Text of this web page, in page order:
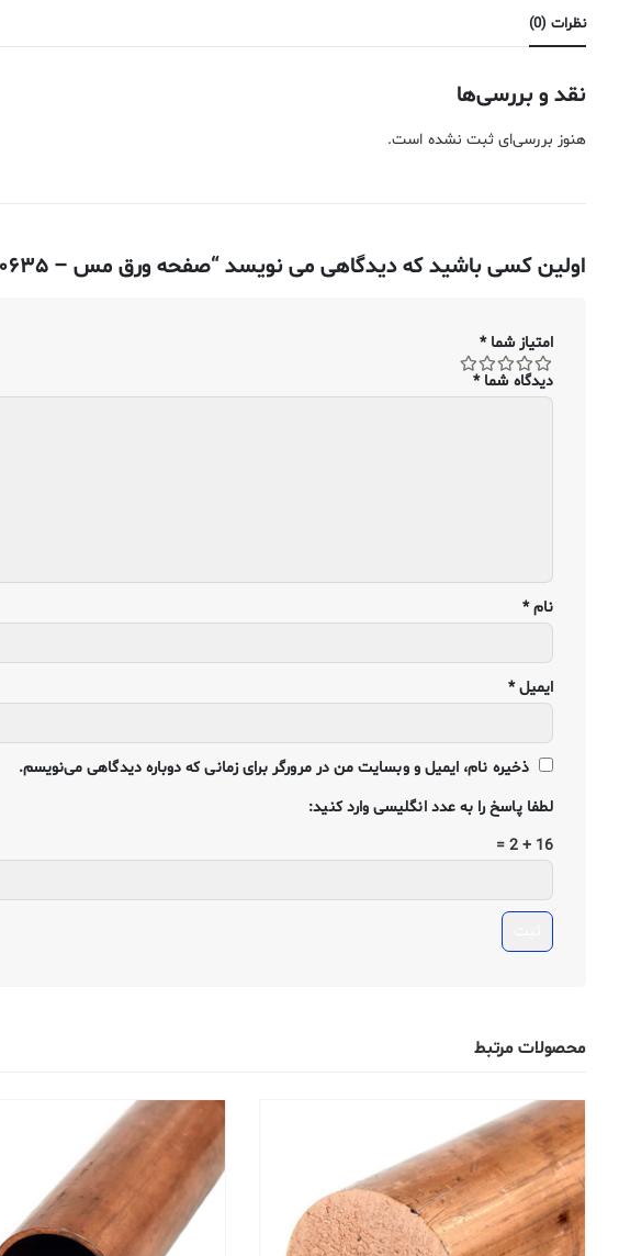
نظرات (0)
نقد و بررسی‌ها
هنوز بررسی‌ای ثبت نشده است.
اولین کسی باشید که دیدگاهی می نویسد “صفحه ورق مس – ۰٫۰۶۳۵ سانتی متر – ۱۱۰-H02”
امتیاز شما*
دیدگاه شما*
نام*
ایمیل*
ذخیره نام، ایمیل و وبسایت من در مرورگر برای زمانی که دوباره دیدگاهی می‌نویسم.
لطفا پاسخ را به عدد انگلیسی وارد کنید:
16 + 2 =
محصولات مرتبط